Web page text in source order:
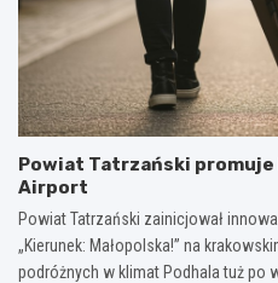
Powiat Tatrzański promuje
Airport
Powiat Tatrzański zainicjował
„Kierunek: Małopolska!” na
podróżnych w klimat Podhala tuż po